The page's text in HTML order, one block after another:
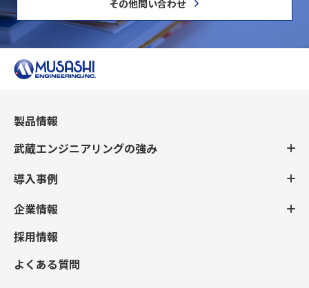
その他問い合わせ
製品情報
武蔵エンジニアリングの強み
導入事例
企業情報
採用情報
よくある質問